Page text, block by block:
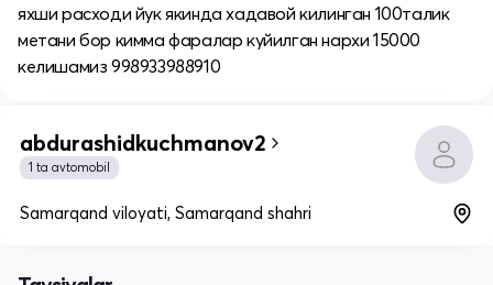
яхши расходи йук якинда хадавой килинган 100талик
метани бор кимма фаралар куйилган нархи 15000
келишамиз 998933988910
abdurashidkuchmanov2
1 ta avtomobil
Samarqand viloyati, Samarqand shahri